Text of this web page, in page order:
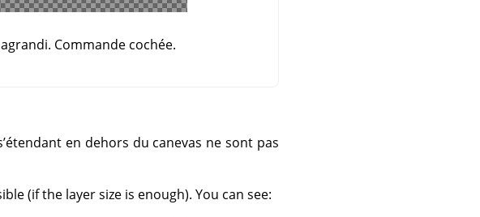
Commande cochée.
en dehors du canevas ne sont pas
(if the layer size is enough). You can see: